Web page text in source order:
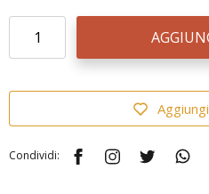
Condividi: